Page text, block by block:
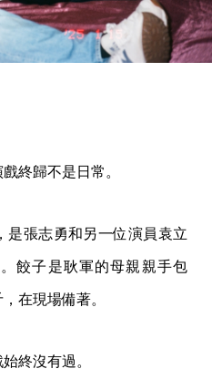
終歸不是日常。
是張志勇和另一位演員袁立
餃子是耿軍的母親親手包
在現場備著。
終沒有過。